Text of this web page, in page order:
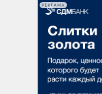
РЕКЛАМА